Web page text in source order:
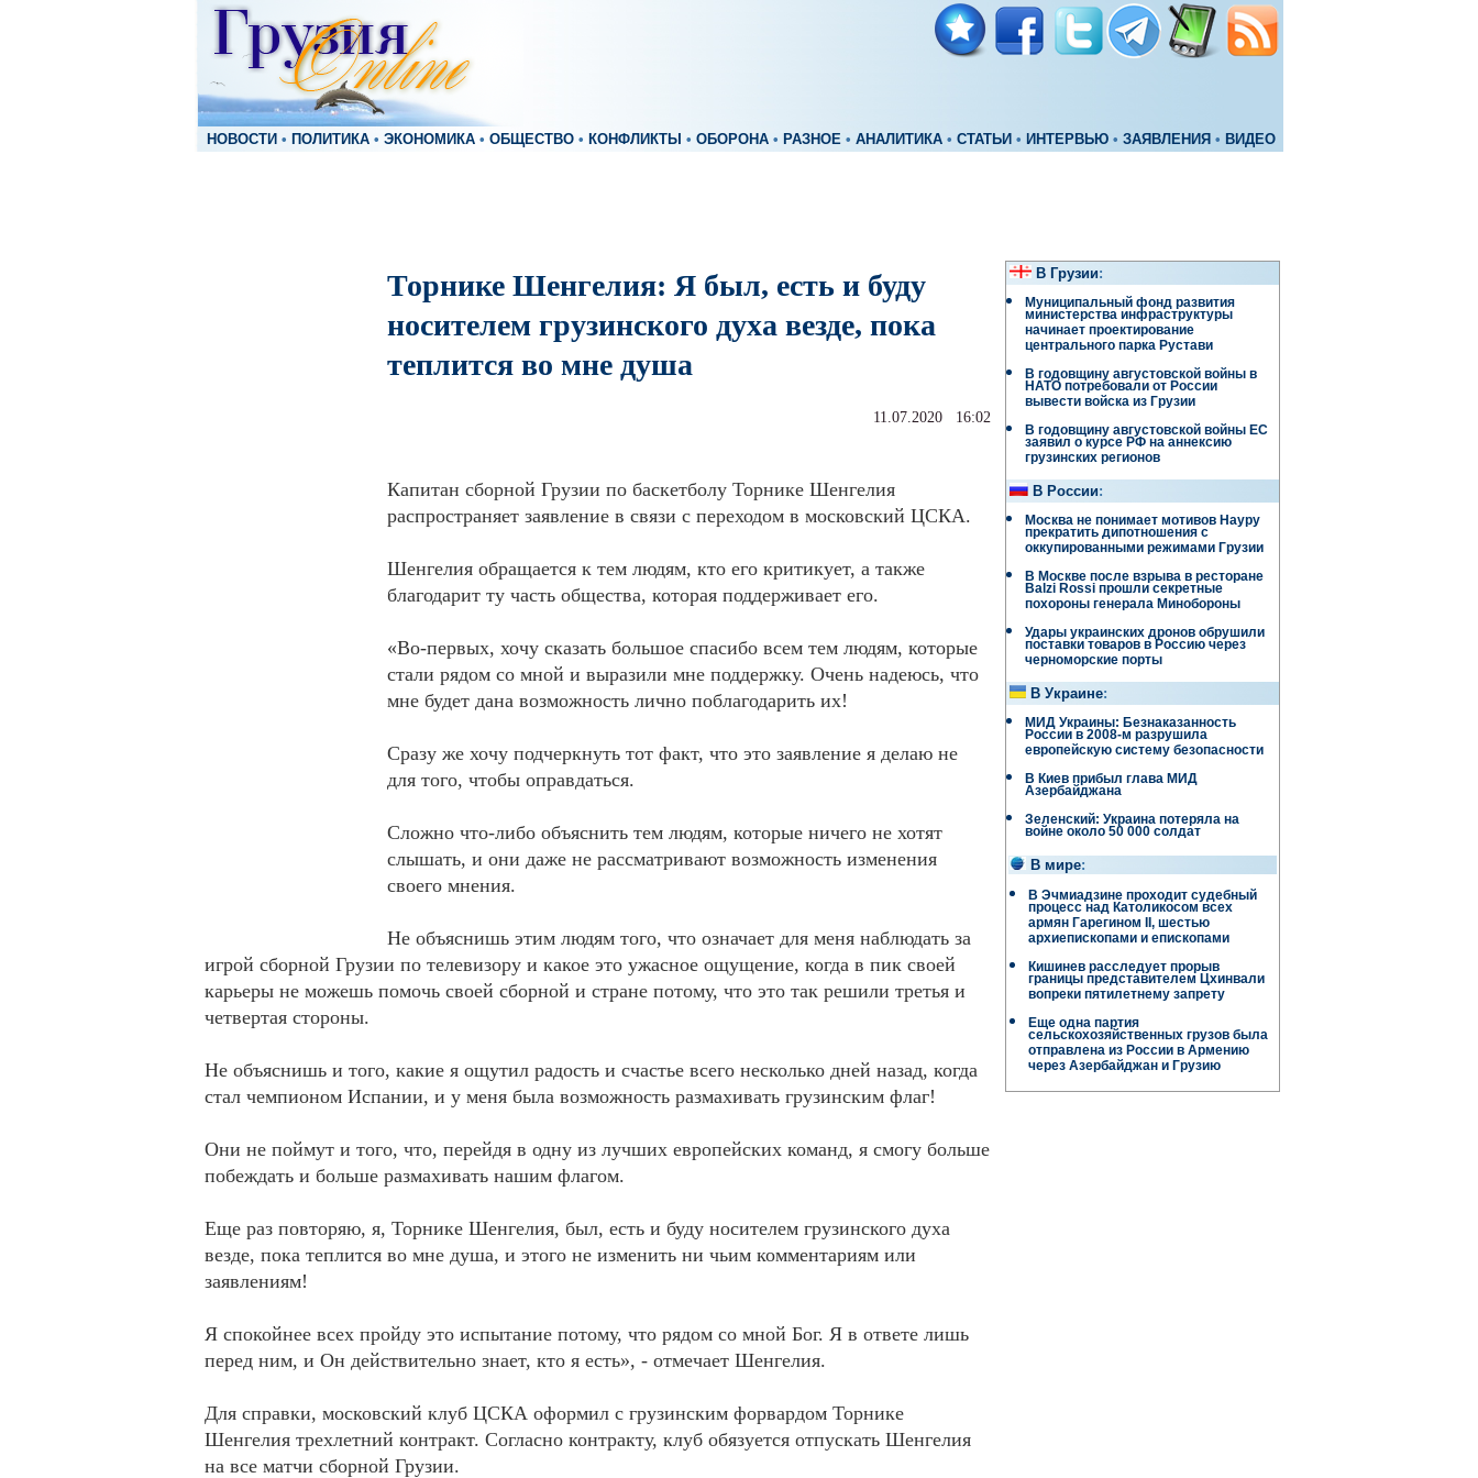
НОВОСТИ • ПОЛИТИКА • ЭКОНОМИКА • ОБЩЕСТВО • КОНФЛИКТЫ • ОБОРОНА • РАЗНОЕ • АНАЛИТИКА • СТАТЬИ • ИНТЕРВЬЮ • ЗАЯВЛЕНИЯ • ВИДЕО
Торнике Шенгелия: Я был, есть и буду
носителем грузинского духа везде, пока
теплится во мне душа
11.07.2020 16:02
Капитан сборной Грузии по баскетболу Торнике Шенгелия
распространяет заявление в связи с переходом в московский ЦСКА.
Шенгелия обращается к тем людям, кто его критикует, а также
благодарит ту часть общества, которая поддерживает его.
«Во-первых, хочу сказать большое спасибо всем тем людям, которые
стали рядом со мной и выразили мне поддержку. Очень надеюсь, что
мне будет дана возможность лично поблагодарить их!
Сразу же хочу подчеркнуть тот факт, что это заявление я делаю не
для того, чтобы оправдаться.
Сложно что-либо объяснить тем людям, которые ничего не хотят
слышать, и они даже не рассматривают возможность изменения
своего мнения.
Не объяснишь этим людям того, что означает для меня наблюдать за
игрой сборной Грузии по телевизору и какое это ужасное ощущение, когда в пик своей
карьеры не можешь помочь своей сборной и стране потому, что это так решили третья и
четвертая стороны.
Не объяснишь и того, какие я ощутил радость и счастье всего несколько дней назад, когда
стал чемпионом Испании, и у меня была возможность размахивать грузинским флаг!
Они не поймут и того, что, перейдя в одну из лучших европейских команд, я смогу больше
побеждать и больше размахивать нашим флагом.
Еще раз повторяю, я, Торнике Шенгелия, был, есть и буду носителем грузинского духа
везде, пока теплится во мне душа, и этого не изменить ни чьим комментариям или
заявлениям!
Я спокойнее всех пройду это испытание потому, что рядом со мной Бог. Я в ответе лишь
перед ним, и Он действительно знает, кто я есть», - отмечает Шенгелия.
Для справки, московский клуб ЦСКА оформил с грузинским форвардом Торнике
Шенгелия трехлетний контракт. Согласно контракту, клуб обязуется отпускать Шенгелия
на все матчи сборной Грузии.
В Грузии:
Муниципальный фонд развития
министерства инфраструктуры
начинает проектирование
центрального парка Рустави
В годовщину августовской войны в
НАТО потребовали от России
вывести войска из Грузии
В годовщину августовской войны ЕС
заявил о курсе РФ на аннексию
грузинских регионов
В России:
Москва не понимает мотивов Науру
прекратить дипотношения с
оккупированными режимами Грузии
В Москве после взрыва в ресторане
Balzi Rossi прошли секретные
похороны генерала Минобороны
Удары украинских дронов обрушили
поставки товаров в Россию через
черноморские порты
В Украине:
МИД Украины: Безнаказанность
России в 2008-м разрушила
европейскую систему безопасности
В Киев прибыл глава МИД
Азербайджана
Зеленский: Украина потеряла на
войне около 50 000 солдат
В мире:
В Эчмиадзине проходит судебный
процесс над Католикосом всех
армян Гарегином II, шестью
архиепископами и епископами
Кишинев расследует прорыв
границы представителем Цхинвали
вопреки пятилетнему запрету
Еще одна партия
сельскохозяйственных грузов была
отправлена ​​из России в Армению
через Азербайджан и Грузию